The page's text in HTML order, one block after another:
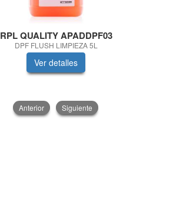
RPL QUALITY APADDPF03
DPF FLUSH LIMPIEZA 5L
Ver detalles
Anterior Siguiente